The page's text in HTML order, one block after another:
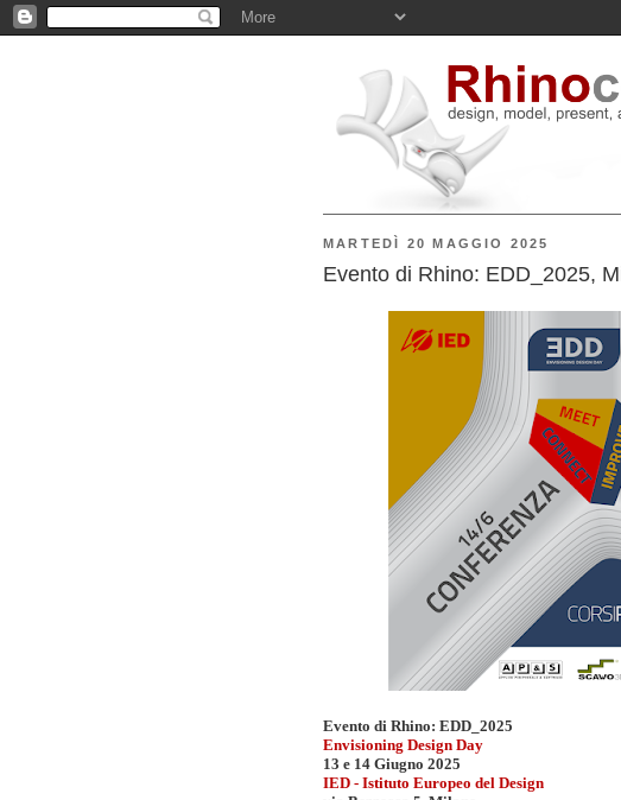
MARTEDÌ 20 MAGGIO 2025
Evento di Rhino: EDD_2025,
Evento di Rhino: EDD_2025
Envisioning Design Day
13 e 14 Giugno 2025
IED - Istituto Europeo del Design